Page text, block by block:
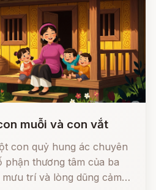
muỗi và con vắt
con quỷ hung ác chuyên
phận thương tâm của ba
trí và lòng dũng cảm